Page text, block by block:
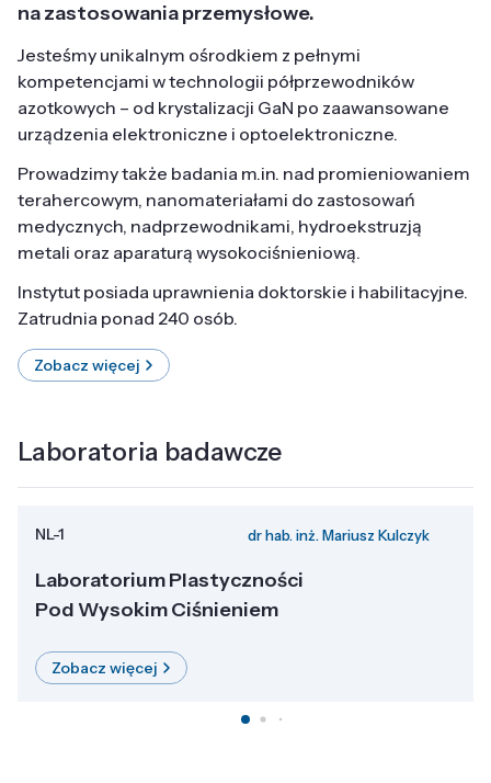
na zastosowania przemysłowe.
Jesteśmy unikalnym ośrodkiem z pełnymi
kompetencjami w technologii półprzewodników
azotkowych – od krystalizacji GaN po zaawansowane
urządzenia elektroniczne i optoelektroniczne.
Prowadzimy także badania m.in. nad promieniowaniem
terahercowym, nanomateriałami do zastosowań
medycznych, nadprzewodnikami, hydroekstruzją
metali oraz aparaturą wysokociśnieniową.
Instytut posiada uprawnienia doktorskie i habilitacyjne.
Zatrudnia ponad 240 osób.
Zobacz więcej
Laboratoria badawcze
NL-1 dr hab. inż. Mariusz Kulczyk
Laboratorium Plastyczności
Pod Wysokim Ciśnieniem
Zobacz więcej